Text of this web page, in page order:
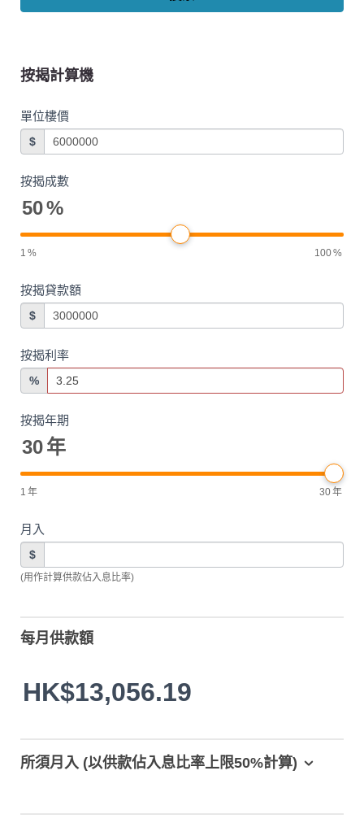
按揭計算機
單位樓價
$
按揭成數
50%
1 % 100%
按揭貸款額
$
按揭利率
%
按揭年期
30年
1 年 30年
月入
$
(用作計算供款佔入息比率)
每月供款額
HK$13,056.19
所須月入 (以供款佔入息比率上限50%計算)